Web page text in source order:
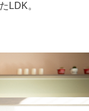
LDK。